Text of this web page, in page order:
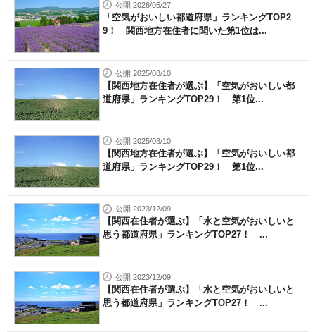
ちょっと気になるネットの話題
公開 2026/05/27
「空気がおいしい都道府県」ランキングTOP2
9！ 関西地方在住者に聞いた第1位は...
公開 2025/08/10
【関西地方在住者が選ぶ】「空気がおいしい都
道府県」ランキングTOP29！ 第1位...
公開 2025/08/10
【関西地方在住者が選ぶ】「空気がおいしい都
道府県」ランキングTOP29！ 第1位...
公開 2023/12/09
【関西在住者が選ぶ】「水と空気がおいしいと
思う都道府県」ランキングTOP27！ ...
公開 2023/12/09
【関西在住者が選ぶ】「水と空気がおいしいと
思う都道府県」ランキングTOP27！ ...